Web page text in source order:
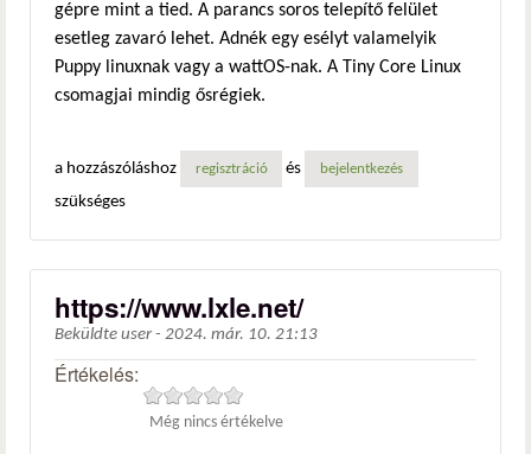
gépre mint a tied. A parancs soros telepítő felület
esetleg zavaró lehet. Adnék egy esélyt valamelyik
Puppy linuxnak vagy a wattOS-nak. A Tiny Core Linux
csomagjai mindig ősrégiek.
a hozzászóláshoz regisztráció és bejelentkezés
szükséges
https://www.lxle.net/
Beküldte user- 2024. már. 10. 21:13
Értékelés:
Még nincs értékelve